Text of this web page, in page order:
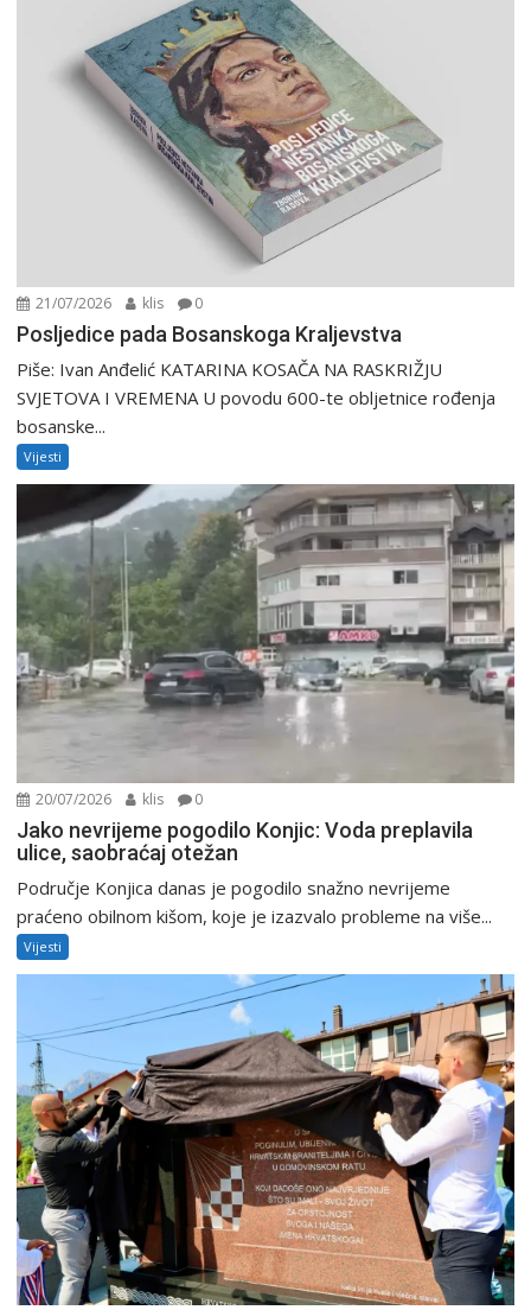
21/07/2026 klis 0
Posljedice pada Bosanskoga Kraljevstva
Piše: Ivan Anđelić KATARINA KOSAČA NA RASKRIŽJU
SVJETOVA I VREMENA U povodu 600-te obljetnice rođenja
bosanske...
Vijesti
20/07/2026 klis 0
Jako nevrijeme pogodilo Konjic: Voda preplavila
ulice, saobraćaj otežan
Područje Konjica danas je pogodilo snažno nevrijeme
praćeno obilnom kišom, koje je izazvalo probleme na više...
Vijesti